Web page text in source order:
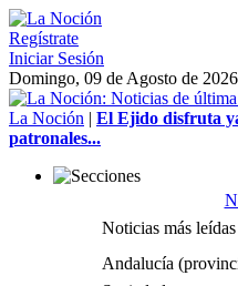
Regístrate
Iniciar Sesión
Domingo, 09 de Agosto de
La Noción | El Ejido disfruta
patronales...
Noticias más leídas
Andalucía